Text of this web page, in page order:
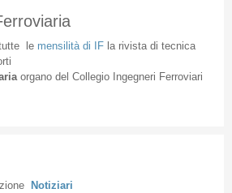
le mensilità di IFla rivista di tecnica
organodel Collegio Ingegneri Ferroviari
Notiziari